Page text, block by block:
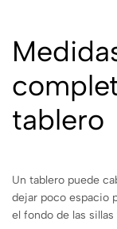
tablero
Un tablero puede
dejar poco espacio
el fondo de las